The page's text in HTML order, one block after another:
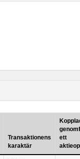
Transaktionens
karaktär
ett